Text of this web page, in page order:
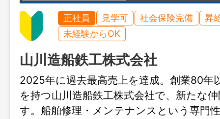
正社員 見学可 社会保険完備
昇
未経験からOK
山川造船鉄工株式会社
2025年に過去最高売上を達成。創業80年
を持つ山川造船鉄工株式会社で、新たな
す。船舶修理・メンテナンスという専門